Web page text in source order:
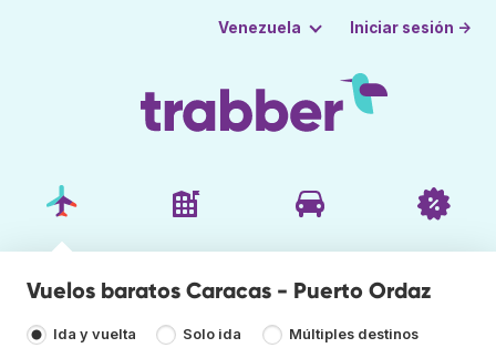
Venezuela Iniciar sesión →
Vuelos baratos Caracas - Puerto Ordaz
Ida y vuelta Solo ida Múltiples destinos